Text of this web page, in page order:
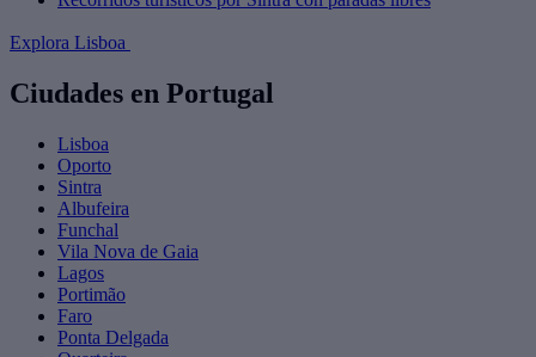
Explora Lisboa
Ciudades en Portugal
Lisboa
Oporto
Sintra
Albufeira
Funchal
Vila Nova de Gaia
Lagos
Portimão
Faro
Ponta Delgada